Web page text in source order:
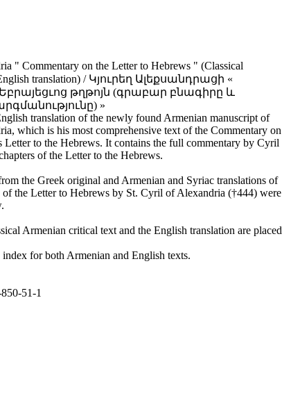
" Commentary on the Letter to Hebrews " (Classical
translation) / Կյուրեղ Ալեքսանդրացի «
թղթոյն (գրաբար բնագիրը և
»
translation of the newly found Armenian manuscript of
which is his most comprehensive text of the Commentary on
Letter to the Hebrews. It contains the full commentary by Cyril
of the Letter to the Hebrews.
the Greek original and Armenian and Syriac translations of
of the Letter to Hebrews by St. Cyril of Alexandria (†444) were
Armenian critical text and the English translation are placed
index for both Armenian and English texts.
51-1